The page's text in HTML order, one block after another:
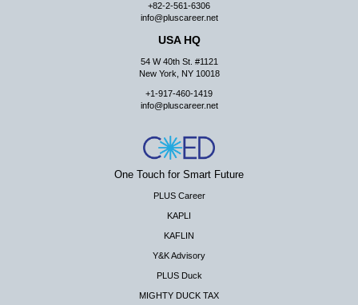
+82-2-561-6306
info@pluscareer.net
USA HQ
54 W 40th St. #1121
New York, NY 10018
+1-917-460-1419
info@pluscareer.net
One Touch for Smart Future
PLUS Career
KAPLI
KAFLIN
Y&K Advisory
PLUS Duck
MIGHTY DUCK TAX